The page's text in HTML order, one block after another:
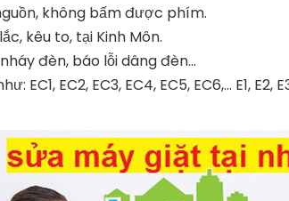
không bấm được phím.
kêu to, tại Kinh Môn.
đèn, báo lỗi dâng đèn...
EC1, EC2, EC3, EC4, EC5, EC6,... E1, E2,